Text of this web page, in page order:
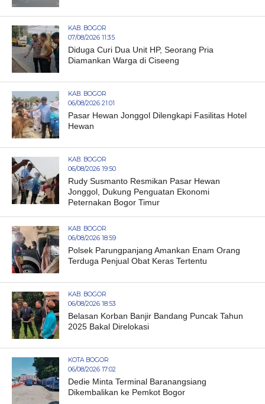
KAB. BOGOR
07/08/2026 11:35
Diduga Curi Dua Unit HP, Seorang Pria
Diamankan Warga di Ciseeng
KAB. BOGOR
06/08/2026 21:01
Pasar Hewan Jonggol Dilengkapi Fasilitas Hotel
Hewan
KAB. BOGOR
06/08/2026 19:50
Rudy Susmanto Resmikan Pasar Hewan
Jonggol, Dukung Penguatan Ekonomi
Peternakan Bogor Timur
KAB. BOGOR
06/08/2026 18:59
Polsek Parungpanjang Amankan Enam Orang
Terduga Penjual Obat Keras Tertentu
KAB. BOGOR
06/08/2026 18:53
Belasan Korban Banjir Bandang Puncak Tahun
2025 Bakal Direlokasi
KOTA BOGOR
06/08/2026 17:02
Dedie Minta Terminal Baranangsiang
Dikembalikan ke Pemkot Bogor